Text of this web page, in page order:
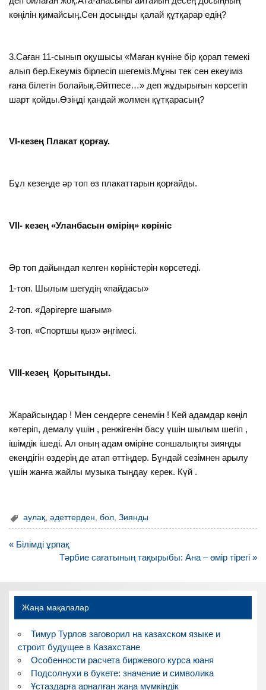
көңілін қимайсың.Сен досыңды қалай құтқарар едің?
3.Саған 11-сынып оқушысы «Маған күніне бір қорап темекі
алып бер.Екеуміз бірлесіп шегеміз.Мұны тек сен екеуіміз
ғана білетін болайық.Әйтпесе…» деп жұдырығын көрсетіп
шарт қойды.Өзіңді қандай жолмен құтқарасың?
VI-кезең Плакат қорғау.
Бұл кезеңде әр топ өз плакаттарын қорғайды.
VII- кезең «Уланбасын өмірің» көрініс
Әр топ дайындап келген көріністерін көрсетеді.
1-топ. Шылым шегудің «пайдасы»
2-топ. «Дәрігерге шағым»
3-топ. «Спортшы қыз» әңгімесі.
VIII-кезең Қорытынды.
Жарайсыңдар ! Мен сендерге сенемін ! Кей адамдар көңіл
көтеріп, демалу үшін , ренжігенін басу үшін шылым шегіп ,
ішімдік ішеді. Ал оның адам өміріне соншалықты зиянды
екендігін өздерің де атап өттіңдер. Бұндай сезімнен арылу
үшін жанға жайлы музыка тыңдау керек. Күй .
аулақ ,әдеттерден ,бол ,Зиянды
Навигация
« Білімді ұрпақ
Тәрбие сағатының тақырыбы: Ана – өмір тірегі »
Жаңа мақалалар
Тимур Турлов заговорил на казахском языке и
строит будущее в Казахстане
Особенности расчета биржевого курса юаня
Подсолнухи в букете: значение и символика
Ұстаздарға арналған жаңа мүмкіндік